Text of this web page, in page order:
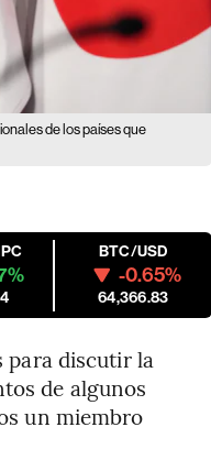
de los países que
BTC/USD
-0.65%
64,366.83
para discutir la
de algunos
un miembro